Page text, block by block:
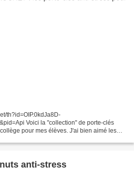
th?id=OIP.0kdJa8D-
Voici la "collection" de porte-clés
pour mes élèves. J'ai bien aimé les
anti-stress